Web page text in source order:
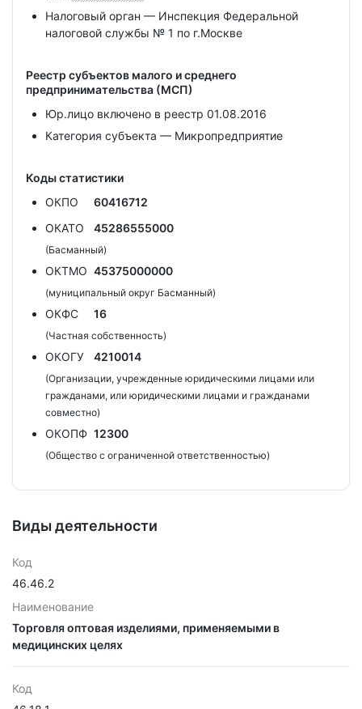
Налоговый орган — Инспекция Федеральной
налоговой службы № 1 по г.Москве
Реестр субъектов малого и среднего
предпринимательства (МСП)
Юр.лицо включено в реестр 01.08.2016
Категория субъекта — Микропредприятие
Коды статистики
ОКПО
60416712
ОКАТО
45286555000
(Басманный)
ОКТМО 45375000000
(муниципальный округ Басманный)
ОКФС 16
(Частная собственность)
ОКОГУ 4210014
(Организации, учрежденные юридическими лицами или
гражданами, или юридическими лицами и гражданами
совместно)
ОКОПФ 12300
(Общество с ограниченной ответственностью)
Виды деятельности
Код
46.46.2
Наименование
Торговля оптовая изделиями, применяемыми в
медицинских целях
Код